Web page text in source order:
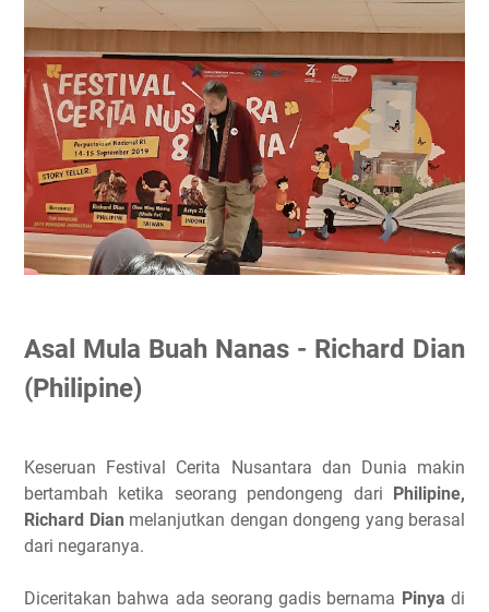
Asal Mula Buah Nanas - Richard Dian
(Philipine)
Keseruan Festival Cerita Nusantara dan Dunia makin
bertambah ketika seorang pendongeng dari Philipine,
Richard Dian melanjutkan dengan dongeng yang berasal
dari negaranya.
Diceritakan bahwa ada seorang gadis bernama Pinya di